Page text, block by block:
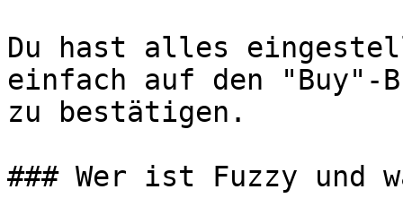
Du hast alles
einfach auf den "Buy"-
zu bestätigen.
### Wer ist Fuzzy und